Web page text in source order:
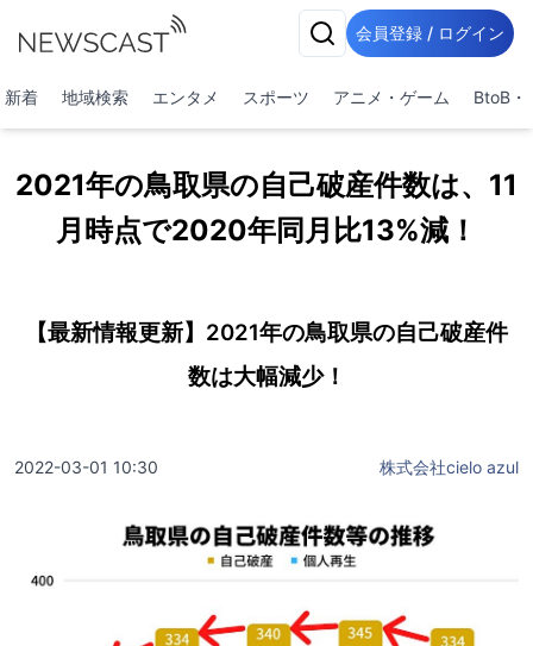
会員登録 / ログイン
新着 地域検索 エンタメ スポーツ アニメ・ゲーム BtoB・
2021年の鳥取県の自己破産件数は、11
月時点で2020年同月比13%減！
【最新情報更新】2021年の鳥取県の自己破産件
数は大幅減少！
2022-03-01 10:30 株式会社cielo azul